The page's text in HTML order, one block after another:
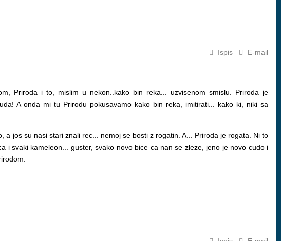
Ispis E-mail
Priroda i to, mislim u nekon..kako bin reka... uzvisenom smislu. Priroda je
A onda mi tu Prirodu pokusavamo kako bin reka, imitirati... kako ki, niki sa
jos su nasi stari znali rec... nemoj se bosti z rogatin. A... Priroda je rogata. Ni to
i svaki kameleon... guster, svako novo bice ca nan se zleze, jeno je novo cudo i